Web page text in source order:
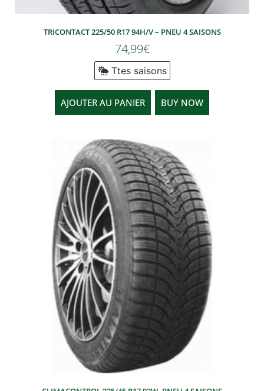
TRICONTACT 225/50 R17 94H/V – PNEU 4 SAISONS
74,99€
Ttes saisons
AJOUTER AU PANIER BUY NOW